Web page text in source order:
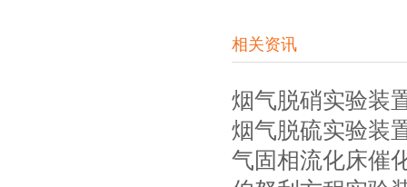
相关资讯
烟气脱硝实验装
烟气脱硫实验装
气固相流化床催